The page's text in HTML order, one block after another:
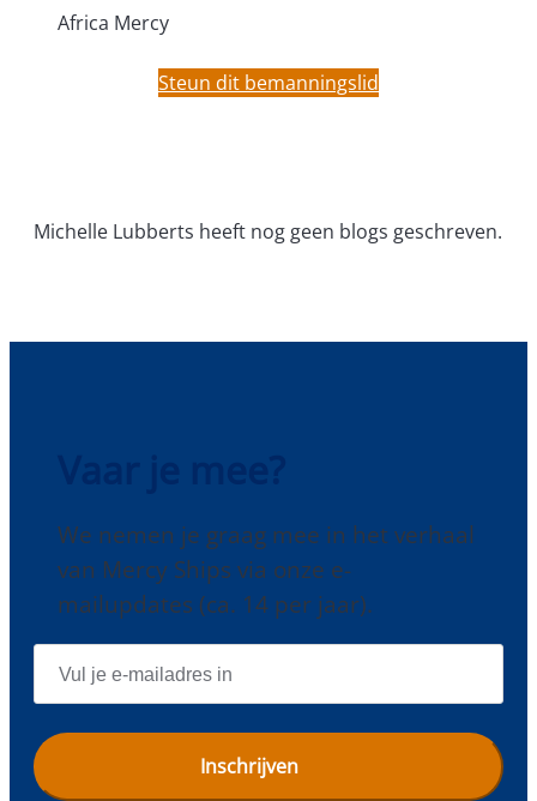
Africa Mercy
Steun dit bemanningslid
Michelle Lubberts heeft nog geen blogs geschreven.
We nemen je graag mee in het verhaal
van Mercy Ships via onze e-
mailupdates (ca. 14 per jaar).
E
A
L
A
D